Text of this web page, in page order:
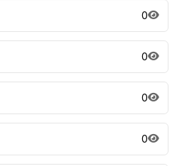
0
0
0
0